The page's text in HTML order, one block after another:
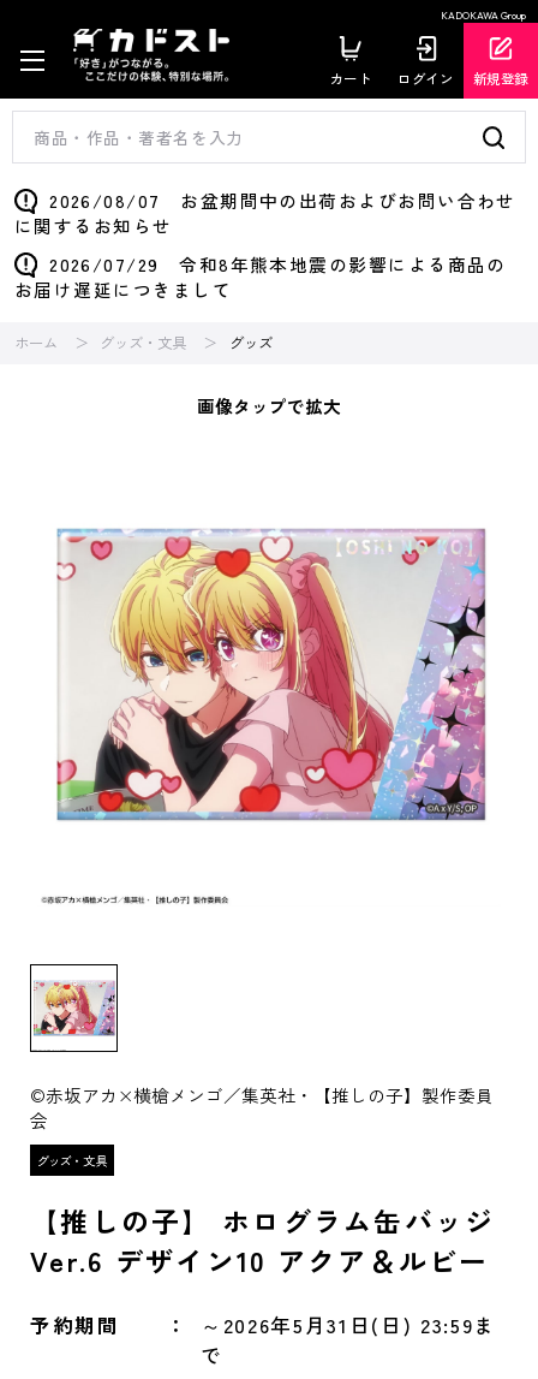
KADOKAWA Group
カート ログイン 新規登録
2026/08/07 お盆期間中の出荷およびお問い合わせ
に関するお知らせ
2026/07/29 令和8年熊本地震の影響による商品の
お届け遅延につきまして
ホーム グッズ・文具 グッズ
画像タップで拡大
©赤坂アカ×横槍メンゴ／集英社・【推しの子】製作委員
会
【推しの子】 ホログラム缶バッジ
Ver.6 デザイン10 アクア＆ルビー
予約期間
～2026年5月31日(日) 23:59ま
で